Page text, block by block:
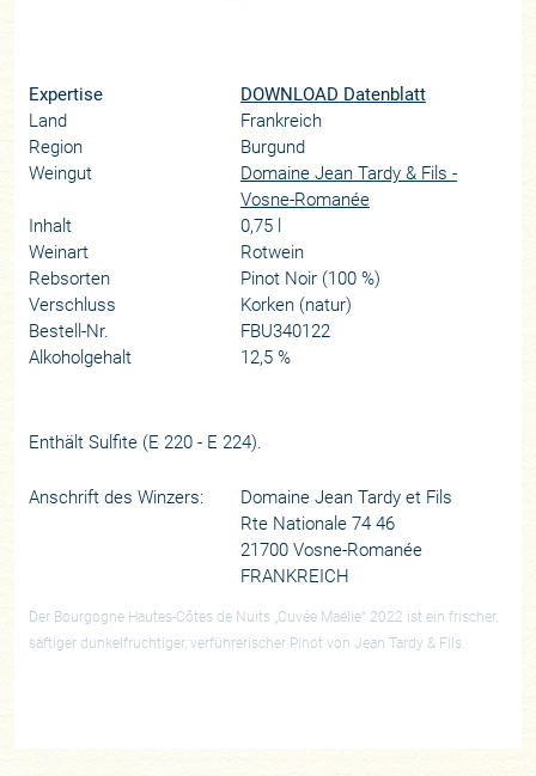
Expertise
DOWNLOAD Datenblatt
Land
Frankreich
Region
Burgund
Weingut
Domaine Jean Tardy & Fils -
Vosne-Romanée
Inhalt
0,75 l
Weinart
Rotwein
Rebsorten
Pinot Noir (100 %)
Verschluss
Korken (natur)
Bestell-Nr.
FBU340122
Alkoholgehalt
12,5 %
Enthält Sulfite (E 220 - E 224).
Anschrift des Winzers:
Domaine Jean Tardy et Fils
Rte Nationale 74 46
21700 Vosne-Romanée
FRANKREICH
Der Bourgogne Hautes-Côtes de Nuits „Cuvée Maëlie“ 2022 ist ein frischer,
saftiger dunkelfruchtiger, verführerischer Pinot von Jean Tardy & Fils.